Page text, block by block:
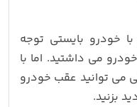
خودرو بایستی توجه
می داشتید. اما با
می توانید عقب خودرو